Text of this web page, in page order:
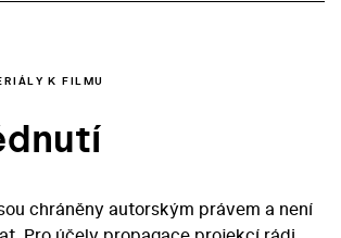
K FILMU
chráněny autorským právem a není